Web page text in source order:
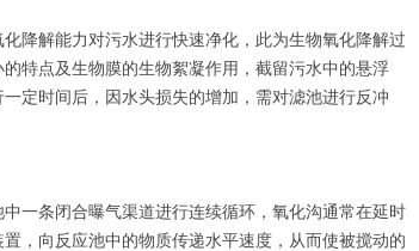
降解能力对污水进行快速净化，此为生物氧化降解过
特点及生物膜的生物絮凝作用，截留污水中的悬浮
定时间后，因水头损失的增加，需对滤池进行反冲
一条闭合曝气渠道进行连续循环，氧化沟通常在延时
，向反应池中的物质传递水平速度，从而使被搅动的